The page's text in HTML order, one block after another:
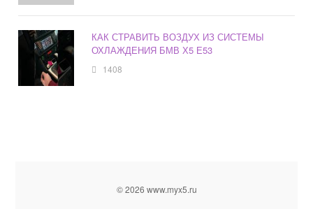
КАК СТРАВИТЬ ВОЗДУХ ИЗ СИСТЕМЫ
ОХЛАЖДЕНИЯ БМВ Х5 Е53
1408
© 2026 www.myx5.ru